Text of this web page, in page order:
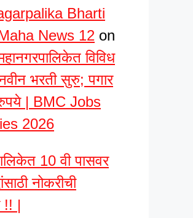
Bharti
News 12 on
विविध
भरती सुरु; पगार
| BMC Jobs
2026
10 वी पासवर
नोकरीची
!! |